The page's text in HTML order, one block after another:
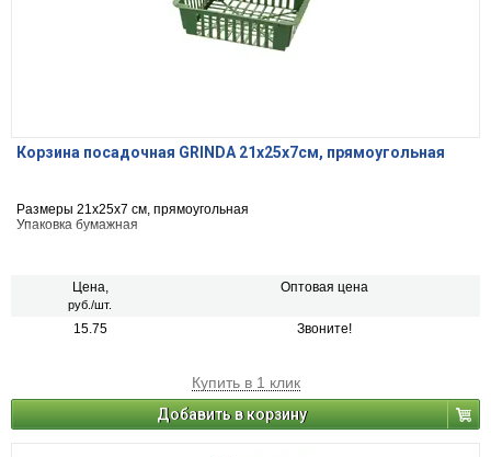
Корзина посадочная GRINDA 21х25х7см, прямоугольная
Размеры 21х25х7 см, прямоугольная
Упаковка бумажная
Цена,
руб./шт.
Оптовая цена
15.75 Звоните!
Купить в 1 клик
Добавить в корзину